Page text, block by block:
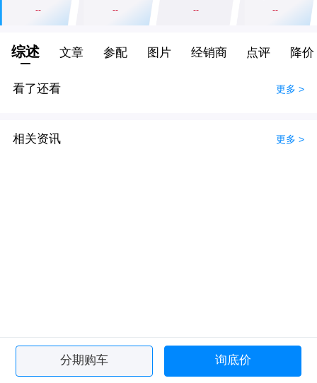
-- -- -- --
综述 文章 参配 图片 经销商 点评 降价
看了还看 更多 >
相关资讯 更多 >
分期购车 询底价